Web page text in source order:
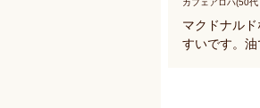
カフェアロハ(50代
マクドナル
すいです。油